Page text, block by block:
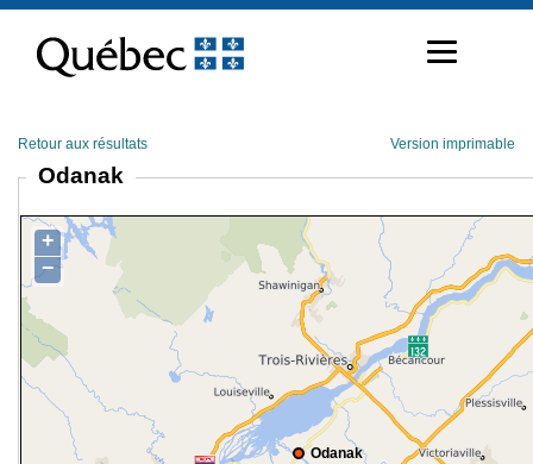
contenu
Retour aux résultats Version imprimable
Odanak
Odanak
+
−